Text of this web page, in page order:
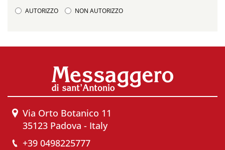
AUTORIZZO NON AUTORIZZO
Via Orto Botanico 11
35123 Padova - Italy
+39 0498225777